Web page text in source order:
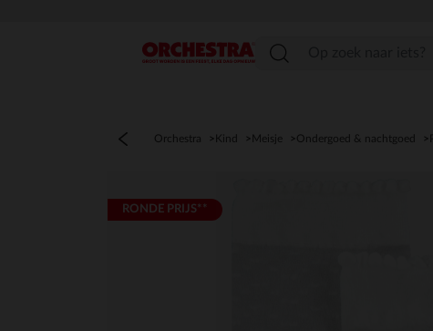
menu
Orchestra Kind Meisje Ondergoed & nachtgoed
RONDE PRIJS**